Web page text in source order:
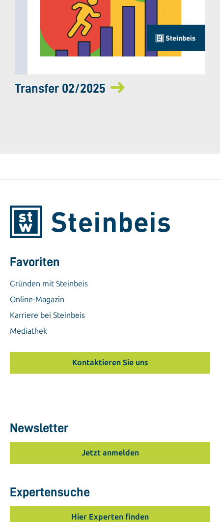
Transfer 02/2025
Favoriten
Gründen mit Steinbeis
Online-Magazin
Karriere bei Steinbeis
Mediathek
Kontaktieren Sie uns
Newsletter
Jetzt anmelden
Expertensuche
Hier Experten finden